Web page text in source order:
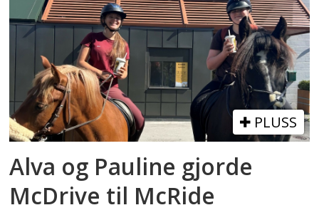
PLUSS
Alva og Pauline gjorde
McDrive til McRide